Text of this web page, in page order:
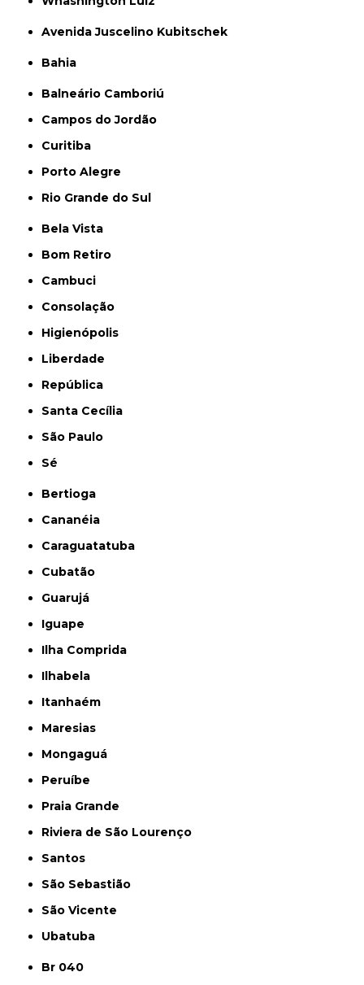
Avenida Juscelino Kubitschek
Bahia
Balneário Camboriú
Campos do Jordão
Curitiba
Porto Alegre
Rio Grande do Sul
Bela Vista
Bom Retiro
Cambuci
Consolação
Higienópolis
Liberdade
República
Santa Cecília
São Paulo
Sé
Bertioga
Cananéia
Caraguatatuba
Cubatão
Guarujá
Iguape
Ilha Comprida
Ilhabela
Itanhaém
Maresias
Mongaguá
Peruíbe
Praia Grande
Riviera de São Lourenço
Santos
São Sebastião
São Vicente
Ubatuba
Br 040